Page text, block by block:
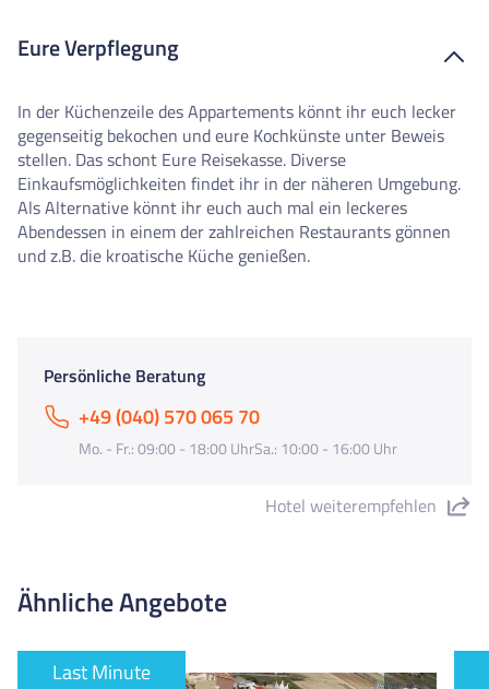
Eure Verpflegung
In der Küchenzeile des Appartements könnt ihr euch lecker
gegenseitig bekochen und eure Kochkünste unter Beweis
stellen. Das schont Eure Reisekasse. Diverse
Einkaufsmöglichkeiten findet ihr in der näheren Umgebung.
Als Alternative könnt ihr euch auch mal ein leckeres
Abendessen in einem der zahlreichen Restaurants gönnen
und z.B. die kroatische Küche genießen.
Persönliche Beratung
+49 (040) 570 065 70
Mo. - Fr.: 09:00 - 18:00 UhrSa.: 10:00 - 16:00 Uhr
Hotel weiterempfehlen
Ähnliche Angebote
Last Minute